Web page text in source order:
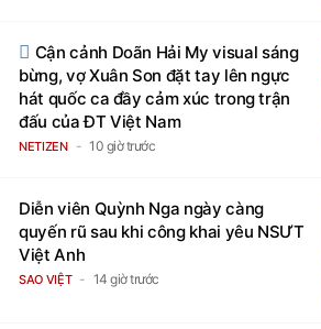
Cận cảnh Doãn Hải My visual sáng
bừng, vợ Xuân Son đặt tay lên ngực
hát quốc ca đầy cảm xúc trong trận
đấu của ĐT Việt Nam
NETIZEN 10 giờ trước
Diễn viên Quỳnh Nga ngày càng
quyến rũ sau khi công khai yêu NSƯT
Việt Anh
SAO VIỆT 14 giờ trước